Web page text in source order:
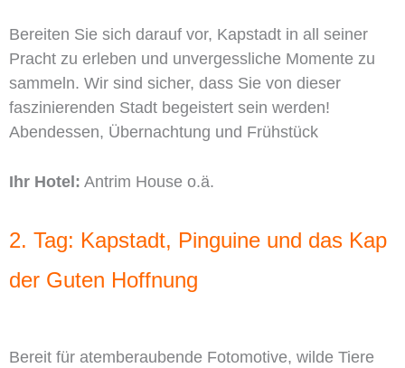
Bereiten Sie sich darauf vor, Kapstadt in all seiner
Pracht zu erleben und unvergessliche Momente zu
sammeln. Wir sind sicher, dass Sie von dieser
faszinierenden Stadt begeistert sein werden!
Abendessen, Übernachtung und Frühstück
Ihr Hotel: Antrim House o.ä.
2. Tag: Kapstadt, Pinguine und das Kap
der Guten Hoffnung
Bereit für atemberaubende Fotomotive, wilde Tiere